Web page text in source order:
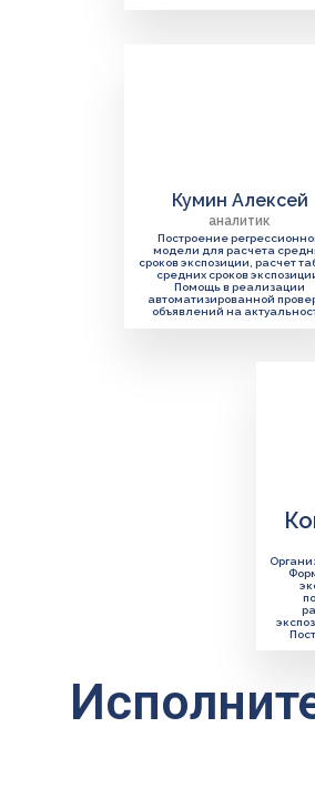
Кумин Алексей
аналитик
Построение
модели для расчета
сроков экспозиции, расчет
средних сроков
Помощь в реализации
автоматизированной
объявлений на